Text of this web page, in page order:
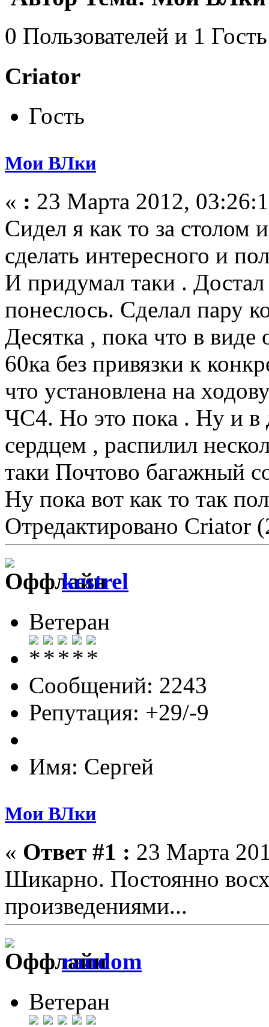
0 Пользователей и 1
Criator
Гость
Мои ВЛки
« : 23 Марта 2012,
Сидел я как то за столом
сделать интересного и
И придумал таки . Достал
понеслось. Сделал пару
Десятка , пока что в
60ка без привязки к
что установлена на
ЧС4. Но это пока . Ну и в
сердцем , распилил
таки Почтово багажный
Ну пока вот как то так
Отредактировано Criator
kestrel
Ветеран
Сообщений: 2243
Репутация: +29/-9
Имя: Сергей
Мои ВЛки
« Ответ #1 : 23 Марта
Шикарно. Постоянно
произведениями...
random
Ветеран